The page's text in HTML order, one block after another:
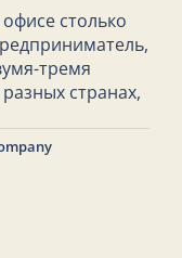
столько
тремя
странах,